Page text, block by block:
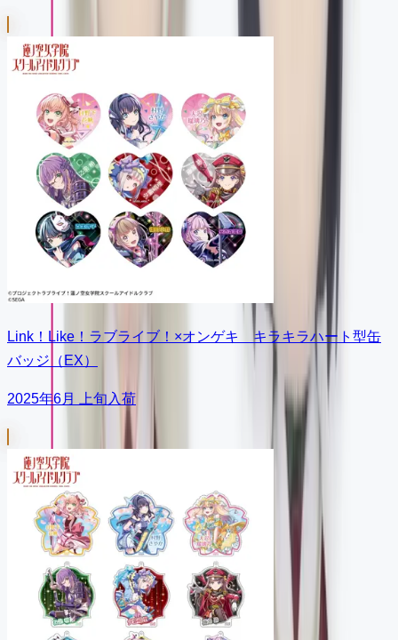
Link！Like！ラブライブ！×オンゲキ キラキラハート型缶
バッジ（EX）
2025年6月 上旬入荷